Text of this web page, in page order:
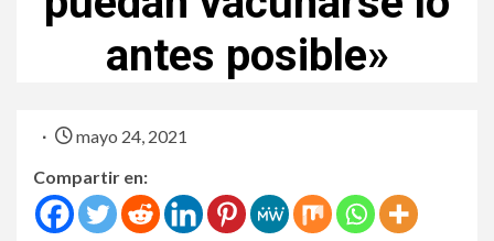
antes posible»
mayo 24, 2021
Compartir en: